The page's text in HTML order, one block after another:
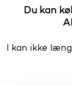
Du kan
I kan ikke